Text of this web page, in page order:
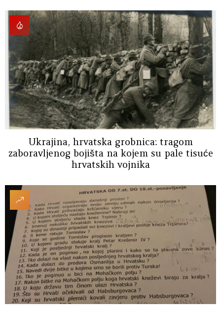
Ukrajina, hrvatska grobnica: tragom
zaboravljenog bojišta na kojem su pale tisuće
hrvatskih vojnika